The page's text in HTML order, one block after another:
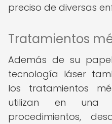
preciso de diversas
Tratamientos
Además de su
tecnología láser
los tratamientos
utilizan en una
procedimientos,